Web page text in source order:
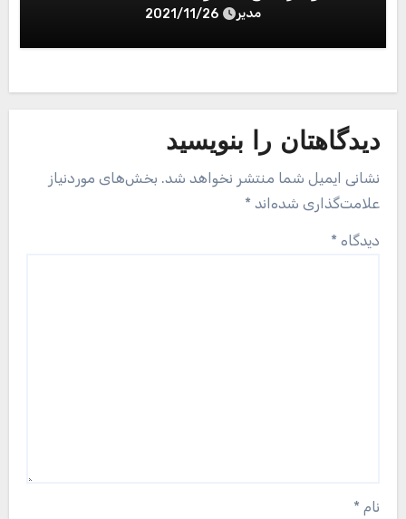
مدیر 2021/11/26
دیدگاهتان را بنویسید
نشانی ایمیل شما منتشر نخواهد شد. بخش‌های موردنیاز
علامت‌گذاری شده‌اند *
دیدگاه *
نام *